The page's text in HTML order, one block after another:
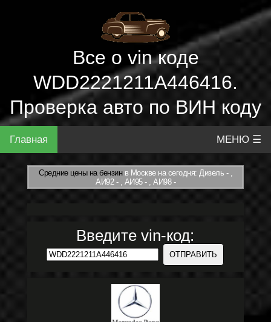
Все о vin коде
WDD2221211A446416.
Проверка авто по ВИН коду
Главная МЕНЮ ☰
Средние цены на бензинв Москве на сегодня: Дизель - ,
АИ92 - , АИ95 - , АИ98 -
Введите vin-код: